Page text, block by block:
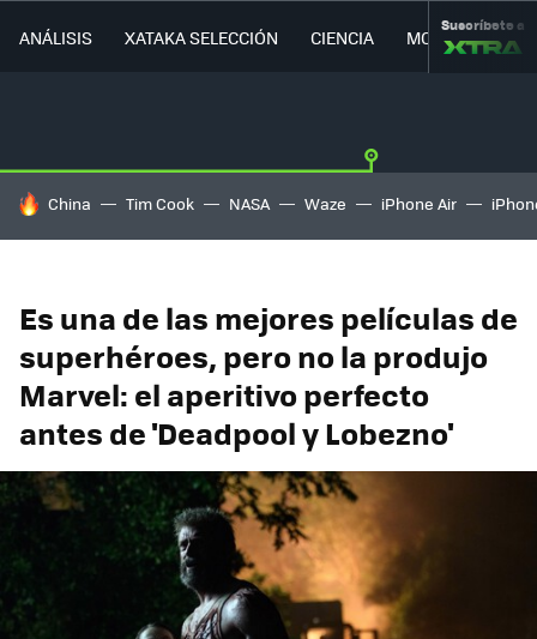
ANÁLISIS XATAKA SELECCIÓN CIENCIA MOVILIDAD
Suscríbete a
HOY SE HABLA DE
China Tim Cook NASA Waze iPhone Air
Es una de las mejores películas de
superhéroes, pero no la produjo
Marvel: el aperitivo perfecto
antes de 'Deadpool y Lobezno'